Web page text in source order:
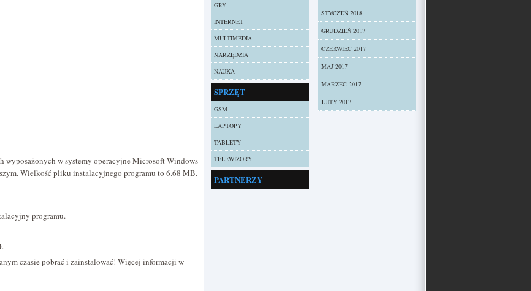
wyposażonych w systemy operacyjne Microsoft Windows
Wielkość pliku instalacyjnego programu to 6.68 MB.
programu.
.
czasie pobrać i zainstalować! Więcej informacji w
STYCZEŃ 2018
GRUDZIEŃ 2017
CZERWIEC 2017
MAJ 2017
MARZEC 2017
LUTY 2017
GRY
INTERNET
MULTIMEDIA
NARZĘDZIA
NAUKA
SPRZĘT
GSM
LAPTOPY
TABLETY
TELEWIZORY
PARTNERZY